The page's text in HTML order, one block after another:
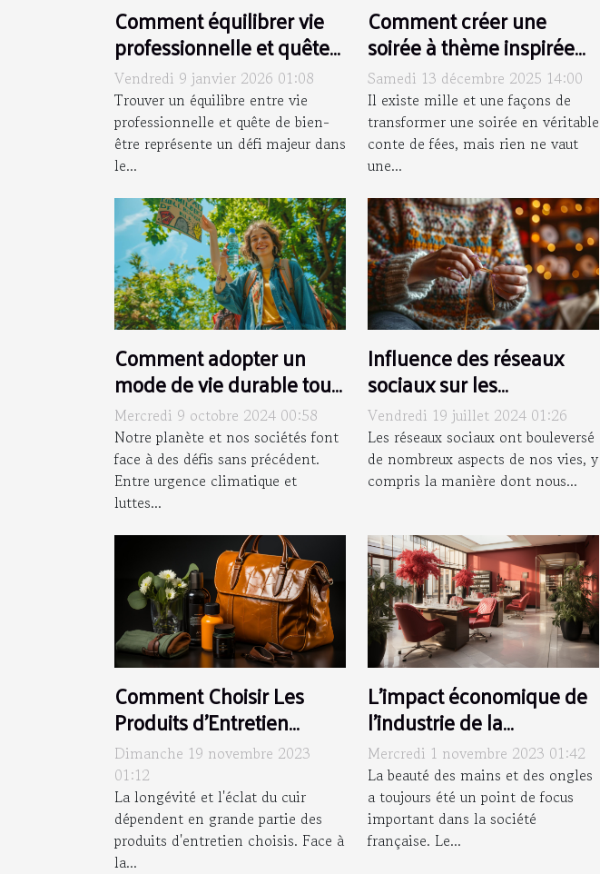
Comment équilibrer vie
professionnelle et quête
de bien-être ?
Vendredi 9 janvier 2026 01:08
Trouver un équilibre entre vie
professionnelle et quête de bien-
être représente un défi majeur dans
le...
Comment créer une
soirée à thème inspirée
par un conte de fées
classique ?
Samedi 13 décembre 2025 14:00
Il existe mille et une façons de
transformer une soirée en véritable
conte de fées, mais rien ne vaut
une...
Comment adopter un
mode de vie durable tout
en soutenant les
mouvements sociaux
Mercredi 9 octobre 2024 00:58
Notre planète et nos sociétés font
face à des défis sans précédent.
Entre urgence climatique et
luttes...
Influence des réseaux
sociaux sur les
communautés de tricot et
crochet contemporaines
Vendredi 19 juillet 2024 01:26
Les réseaux sociaux ont bouleversé
de nombreux aspects de nos vies, y
compris la manière dont nous...
Comment Choisir Les
Produits d'Entretien
Adaptés à Votre Type de
Cuir
Dimanche 19 novembre 2023
01:12
La longévité et l'éclat du cuir
dépendent en grande partie des
produits d'entretien choisis. Face à
la...
L'impact économique de
l'industrie de la
manucure en France
Mercredi 1 novembre 2023 01:42
La beauté des mains et des ongles
a toujours été un point de focus
important dans la société
française. Le...